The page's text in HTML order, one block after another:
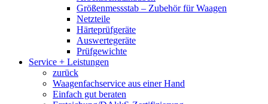
Größenmessstab – Zubehör für Waagen
Netzteile
Härteprüfgeräte
Auswertegeräte
Prüfgewichte
Service + Leistungen
zurück
Waagenfachservice aus einer Hand
Einfach gut beraten